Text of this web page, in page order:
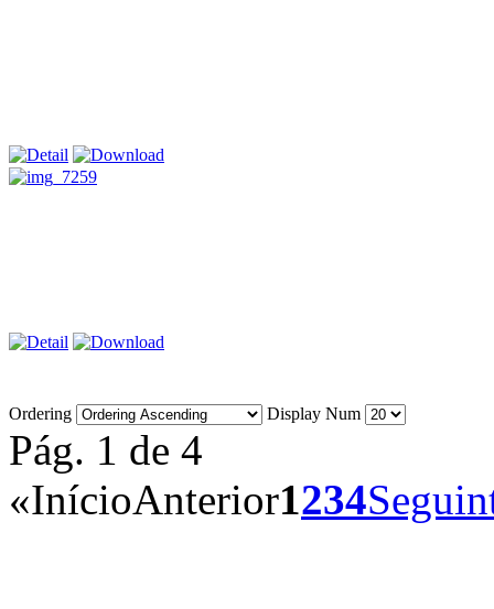
Ordering Display Num
Pág. 1 de 4
«InícioAnterior1234